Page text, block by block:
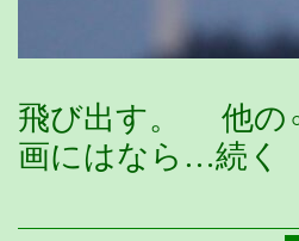
飛び出す。 他の
画にはなら…続く